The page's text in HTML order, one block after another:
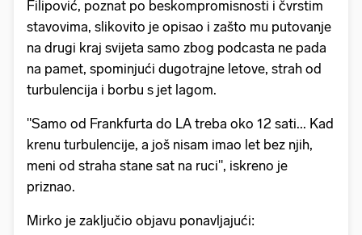
Filipović, poznat po beskompromisnosti i čvrstim
stavovima, slikovito je opisao i zašto mu putovanje
na drugi kraj svijeta samo zbog podcasta ne pada
na pamet, spominjući dugotrajne letove, strah od
turbulencija i borbu s jet lagom.
"Samo od Frankfurta do LA treba oko 12 sati... Kad
krenu turbulencije, a još nisam imao let bez njih,
meni od straha stane sat na ruci", iskreno je
priznao.
Mirko je zaključio objavu ponavljajući: